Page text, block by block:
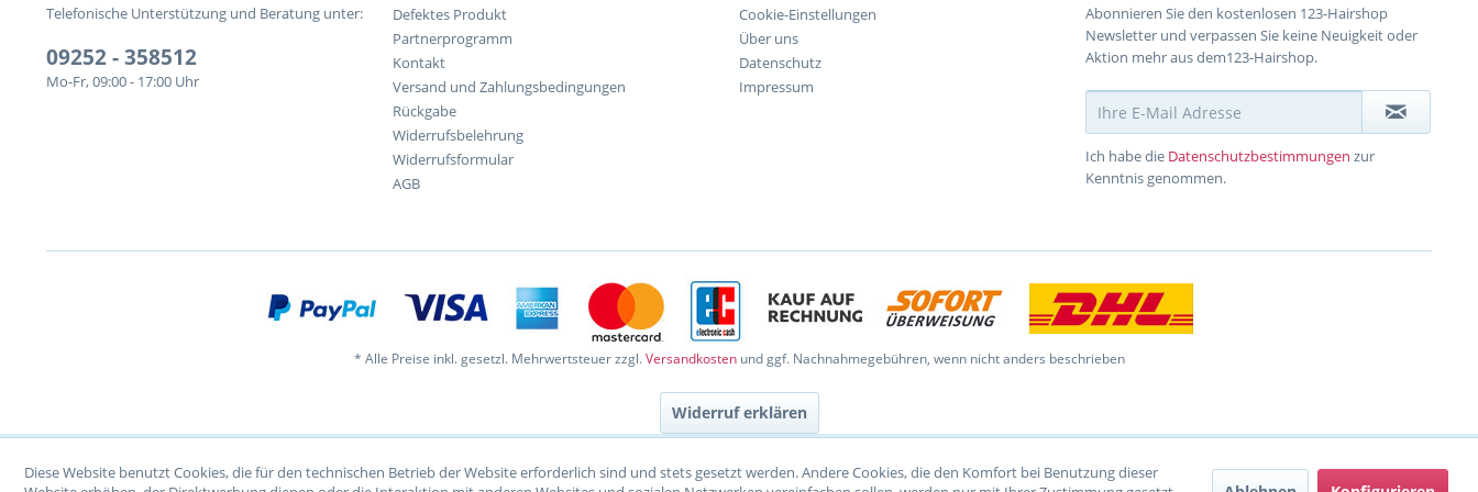
Telefonische Unterstützung und Beratung unter:
09252 - 358512
Mo-Fr, 09:00 - 17:00 Uhr
Defektes Produkt
Partnerprogramm
Kontakt
Versand und Zahlungsbedingungen
Rückgabe
Widerrufsbelehrung
Widerrufsformular
AGB
Cookie-Einstellungen
Über uns
Datenschutz
Impressum
Abonnieren Sie den kostenlosen 123-Hairshop
Newsletter und verpassen Sie keine Neuigkeit oder
Aktion mehr aus dem123-Hairshop.
Ich habe die Datenschutzbestimmungen zur
Kenntnis genommen.
* Alle Preise inkl. gesetzl. Mehrwertsteuer zzgl.Versandkostenund ggf. Nachnahmegebühren, wenn nicht anders beschrieben
Widerruf erklären
Diese Website benutzt Cookies, die für den technischen Betrieb der Website erforderlich sind und stets gesetzt werden. Andere Cookies, die den Komfort bei Benutzung dieser